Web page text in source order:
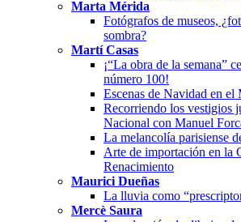
Marta Mérida
Fotógrafos de museos,
sombra?
Martí Casas
¡“La obra de la semana”
número 100!
Escenas de Navidad en el
Recorriendo los vestigios
Nacional con Manuel
La melancolía parisiense
Arte de importación en la
Renacimiento
Maurici Dueñas
La lluvia como
Mercè Saura